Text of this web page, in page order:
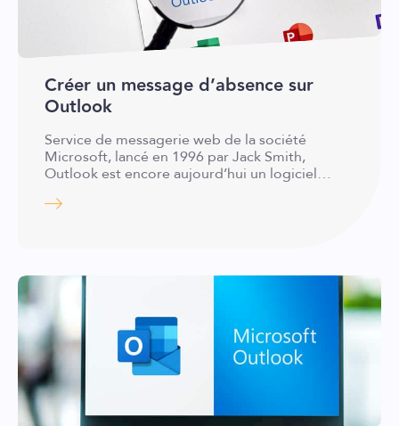
Créer un message d’absence sur
Outlook
Service de messagerie web de la société
Microsoft, lancé en 1996 par Jack Smith,
Outlook est encore aujourd’hui un logiciel…